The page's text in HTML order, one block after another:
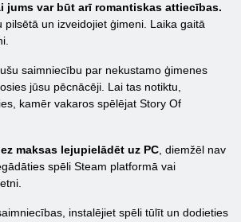
jums var būt arī romantiskas attiecības.
pilsētā un izveidojiet ģimeni. Laika gaitā
saimniecību par nekustamo ģimenes
jūsu pēcnācēji. Lai tas notiktu,
kamēr vakaros spēlējat Story Of
maksas lejupielādēt uz PC , diemžēl nav
spēli Steam platformā vai
instalējiet spēli tūlīt un dodieties